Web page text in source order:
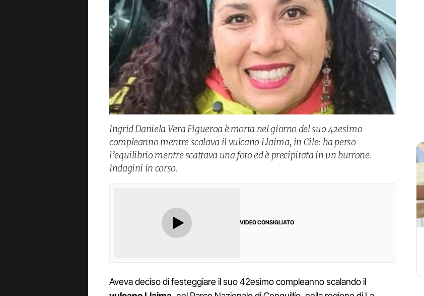
Ingrid Daniela Vera Figueroa è morta nel giorno del suo 42esimo
compleanno mentre scalava il vulcano Llaima, in Cile: ha perso
l’equilibrio mentre scattava una foto ed è precipitata in un burrone.
Indagini in corso.
VIDEO CONSIGLIATO
Aveva deciso di festeggiare il suo 42esimo compleanno scalando il